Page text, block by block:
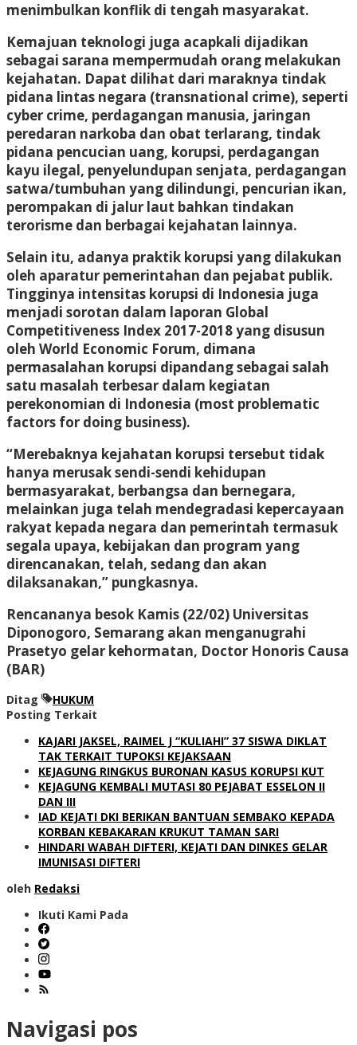
menimbulkan konflik di tengah masyarakat.
Kemajuan teknologi juga acapkali dijadikan
sebagai sarana mempermudah orang melakukan
kejahatan. Dapat dilihat dari maraknya tindak
pidana lintas negara (transnational crime), seperti
cyber crime, perdagangan manusia, jaringan
peredaran narkoba dan obat terlarang, tindak
pidana pencucian uang, korupsi, perdagangan
kayu ilegal, penyelundupan senjata, perdagangan
satwa/tumbuhan yang dilindungi, pencurian ikan,
perompakan di jalur laut bahkan tindakan
terorisme dan berbagai kejahatan lainnya.
Selain itu, adanya praktik korupsi yang dilakukan
oleh aparatur pemerintahan dan pejabat publik.
Tingginya intensitas korupsi di Indonesia juga
menjadi sorotan dalam laporan Global
Competitiveness Index 2017-2018 yang disusun
oleh World Economic Forum, dimana
permasalahan korupsi dipandang sebagai salah
satu masalah terbesar dalam kegiatan
perekonomian di Indonesia (most problematic
factors for doing business).
“Merebaknya kejahatan korupsi tersebut tidak
hanya merusak sendi-sendi kehidupan
bermasyarakat, berbangsa dan bernegara,
melainkan juga telah mendegradasi kepercayaan
rakyat kepada negara dan pemerintah termasuk
segala upaya, kebijakan dan program yang
direncanakan, telah, sedang dan akan
dilaksanakan,” pungkasnya.
Rencananya besok Kamis (22/02) Universitas
Diponogoro, Semarang akan menganugrahi
Prasetyo gelar kehormatan, Doctor Honoris Causa
(BAR)
Ditag
HUKUM
Posting Terkait
KAJARI JAKSEL, RAIMEL J “KULIAHI” 37 SISWA DIKLAT
TAK TERKAIT TUPOKSI KEJAKSAAN
KEJAGUNG RINGKUS BURONAN KASUS KORUPSI KUT
KEJAGUNG KEMBALI MUTASI 80 PEJABAT ESSELON II
DAN III
IAD KEJATI DKI BERIKAN BANTUAN SEMBAKO KEPADA
KORBAN KEBAKARAN KRUKUT TAMAN SARI
HINDARI WABAH DIFTERI, KEJATI DAN DINKES GELAR
IMUNISASI DIFTERI
oleh Redaksi
Ikuti Kami Pada
Navigasi pos